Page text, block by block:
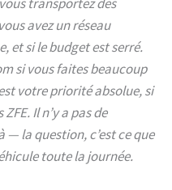
avez un réseau
et si le budget est serré.
si vous faites beaucoup
votre priorité absolue, si
Il n’y a pas de
la question, c’est ce que
toute la journée.